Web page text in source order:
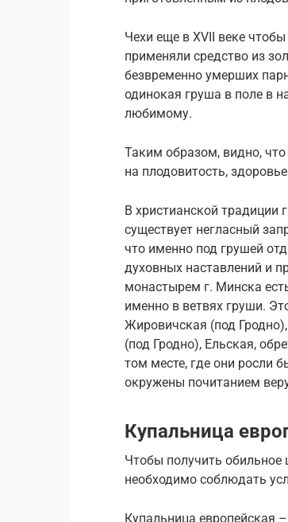
Чехи еще в XVII веке
применяли средство из
безвременно умерших
одинокая груша в поле в
любимому.
Таким образом, видно,
на плодовитость,
В христианской традиции
существует негласный
что именно под грушей
духовных наставлений и
монастырем г. Минска
именно в ветвях груши.
Жировичская (под
(под Гродно), Ельская,
том месте, где они росли
окружены почитанием
Купальница
Чтобы получить обильное
необходимо соблюдать
Купальница европейская